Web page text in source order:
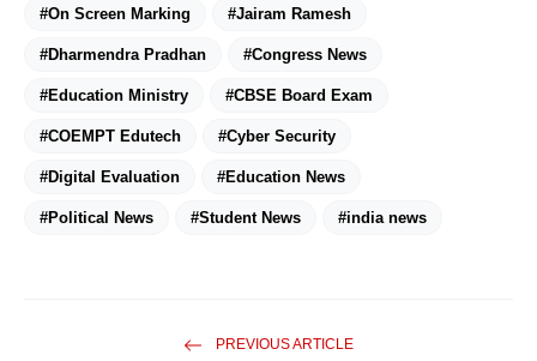
#On Screen Marking #Jairam Ramesh
#Dharmendra Pradhan #Congress News
#Education Ministry #CBSE Board Exam
#COEMPT Edutech #Cyber Security
#Digital Evaluation #Education News
#Political News #Student News #india news
PREVIOUS ARTICLE